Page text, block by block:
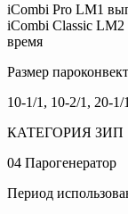
iCombi Pro LM1
iCombi Classic LM2
время
Размер
10-1/1, 10-2/1, 20-1/
КАТЕГОРИЯ ЗИП
04 Парогенератор
Период